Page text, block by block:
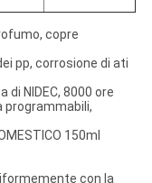
copre
pp, corrosione di ati
di NIDEC, 8000 ore
programmabili,
150ml
con la